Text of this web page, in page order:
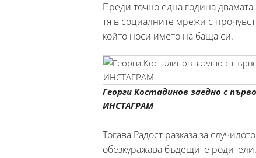
Преди точно една година двамата
тя в социалните мрежи с
който носи името на баща си.
Георги Костадинов заедно с
ИНСТАГРАМ
Тогава Радост разказа за
обезкуражава бъдещите родители.